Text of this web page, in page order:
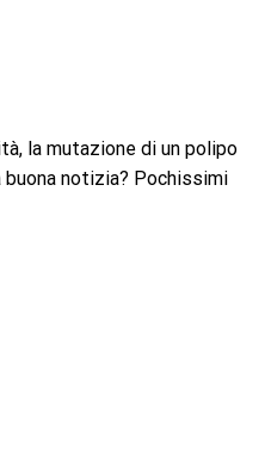
la mutazione di un polipo
notizia? Pochissimi